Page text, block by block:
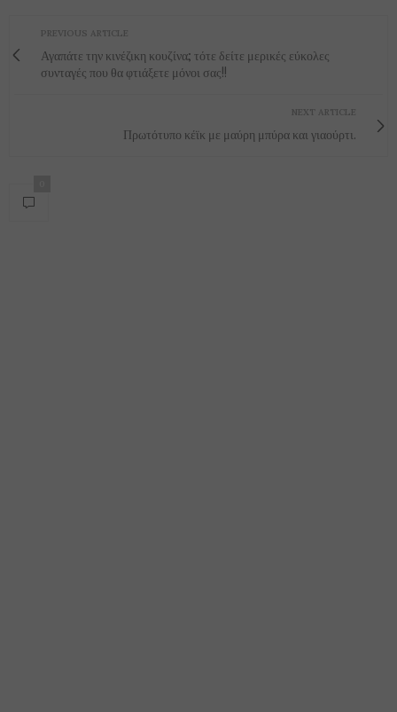
PREVIOUS ARTICLE
Αγαπάτε την κινέζικη κουζίνα; τότε δείτε μερικές εύκολες
συνταγές που θα φτιάξετε μόνοι σας!!
NEXT ARTICLE
Πρωτότυπο κέϊκ με μαύρη μπύρα και γιαούρτι.